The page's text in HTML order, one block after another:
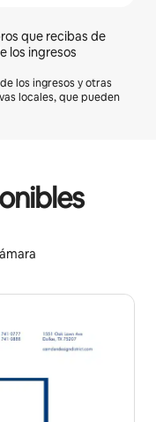
que recibas de
los ingresos
los ingresos y otras
locales, que pueden